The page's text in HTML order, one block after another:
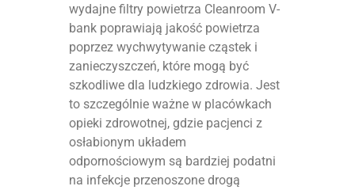
wydajne filtry powietrza Cleanroom V-
bank poprawiają jakość powietrza
poprzez wychwytywanie cząstek i
zanieczyszczeń, które mogą być
szkodliwe dla ludzkiego zdrowia. Jest
to szczególnie ważne w placówkach
opieki zdrowotnej, gdzie pacjenci z
osłabionym układem
odpornościowym są bardziej podatni
na infekcje przenoszone drogą